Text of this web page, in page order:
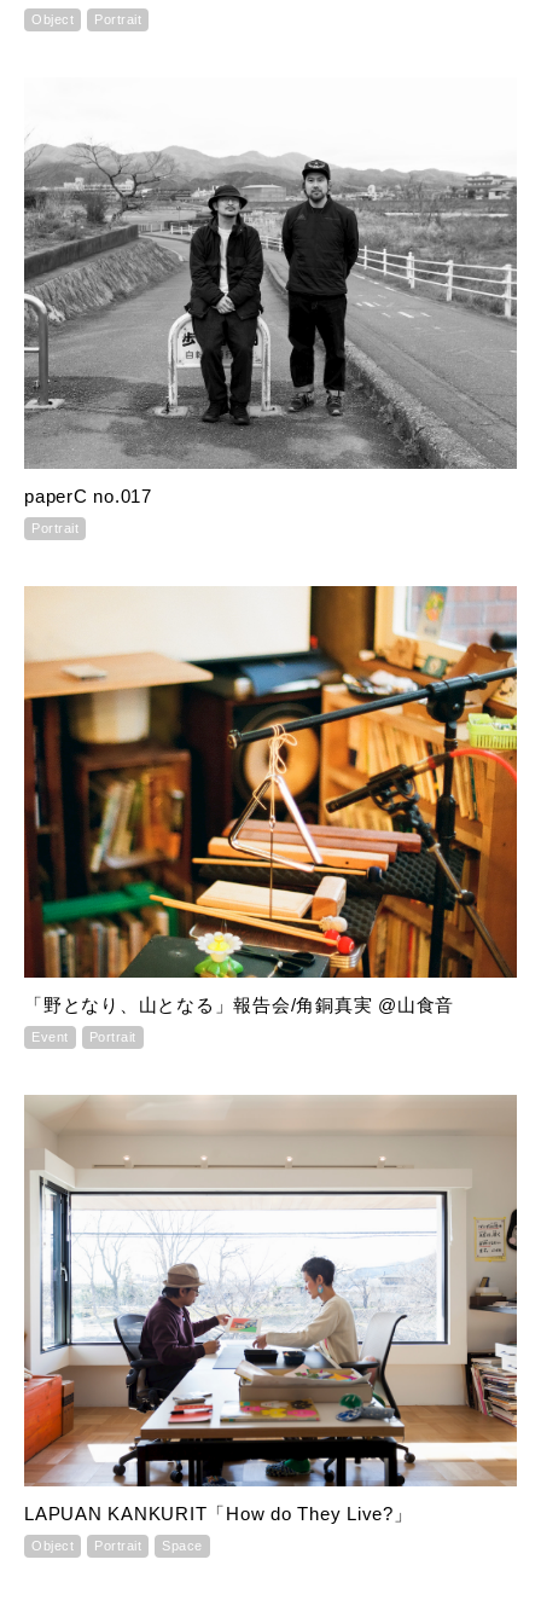
Object Portrait
paperC no.017
Portrait
「野となり、山となる」報告会/角銅真実 @山食音
Event Portrait
LAPUAN KANKURIT「How do They Live?」
Object Portrait Space